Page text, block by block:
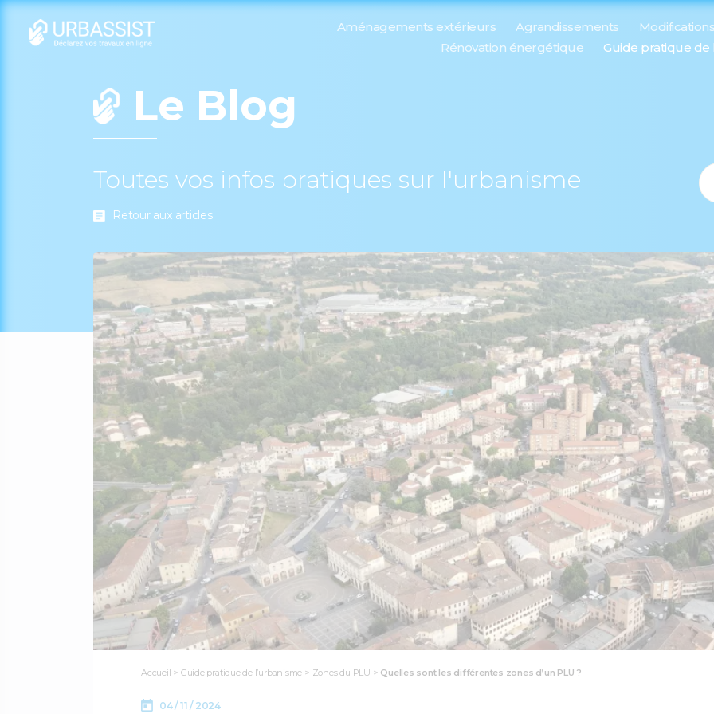
Aménagements extérieurs Agrandissements
Rénovation énergétique
Guide pratique de
Le Blog
Toutes vos infos pratiques sur l'urbanisme
Retour aux articles
Accueil > Guide pratique de l’urbanisme > Zones du PLU > Quelles sont les différentes zones d’un PLU ?
04 / 11 / 2024